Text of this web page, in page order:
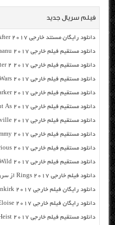
فیلم سریال جدید
دانلود رایگان مسنتد خارجی Britney Ever After 2017 با لینک مستقیم
دانلود مستقیم فیلم خارجی OK Jaanu 2017 از سرور سایت
دانلود مستقیم فیلم خارجی John Wick: Chapter 2 2017 از سرور سایت
دانلود مستقیم فیلم خارجی Cross Wars 2017 از سرور سایت
دانلود مستقیم فیلم خارجی Fifty Shades Darker 2017 از سرور سایت
دانلود مستقیم فیلم خارجی From Straight As 2017 از سرور سایت
دانلود مستقیم فیلم خارجی Zeroville 2017 از سرور سایت
دانلود مستقیم فیلم خارجی The Mummy 2017 از سرور سایت
دانلود مستقیم فیلم خارجی The Fate of the Furious 2017 از سرور سایت
دانلود مستقیم فیلم خارجی Running Wild 2017 از سرور سایت
دانلود فیلم خارجی Rings 2017 از سرور سایت
دانلود رایگان فیلم خارجی Dunkirk 2017 با لینک مستقیم
دانلود رایگان فیلم خارجی Eloise 2017 با لینک مستقیم
دانلود مستقیم فیلم خارجی Essex Heist 2017 از سرور سایت